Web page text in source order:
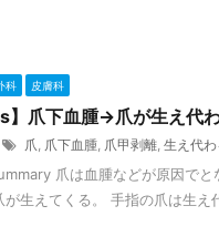
科 皮膚科
】爪下血腫→爪が生え代
爪, 爪下血腫, 爪甲剥離, 生え代わ
爪は血腫などが原因で
が生えてくる。 手指の爪は生